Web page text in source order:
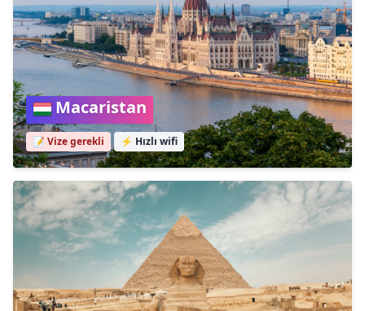
Macaristan
📝 Vize gerekli ⚡ Hızlı wifi